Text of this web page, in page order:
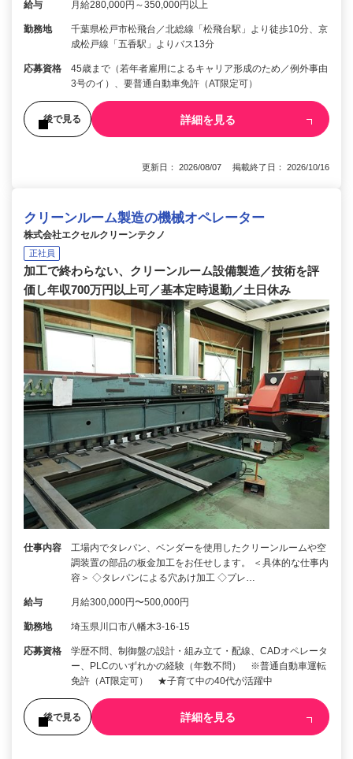
給与 月給280,000円～350,000円以上
勤務地
千葉県松戸市松飛台／北総線「松飛台駅」より徒歩10分、京
成松戸線「五香駅」よりバス13分
応募資格
45歳まで（若年者雇用によるキャリア形成のため／例外事由
3号のイ）、要普通自動車免許（AT限定可）
後で見る 詳細を見る
更新日： 2026/08/07 掲載終了日： 2026/10/16
クリーンルーム製造の機械オペレーター
株式会社エクセルクリーンテクノ
正社員
加工で終わらない、クリーンルーム設備製造／技術を評
価し年収700万円以上可／基本定時退勤／土日休み
仕事内容
工場内でタレパン、ベンダーを使用したクリーンルームや空
調装置の部品の板金加工をお任せします。 ＜具体的な仕事内
容＞ ◇タレパンによる穴あけ加工 ◇プレ…
給与 月給300,000円〜500,000円
勤務地 埼玉県川口市八幡木3-16-15
応募資格
学歴不問、制御盤の設計・組み立て・配線、CADオペレータ
ー、PLCのいずれかの経験（年数不問） ※普通自動車運転
免許（AT限定可） ★子育て中の40代が活躍中
後で見る 詳細を見る